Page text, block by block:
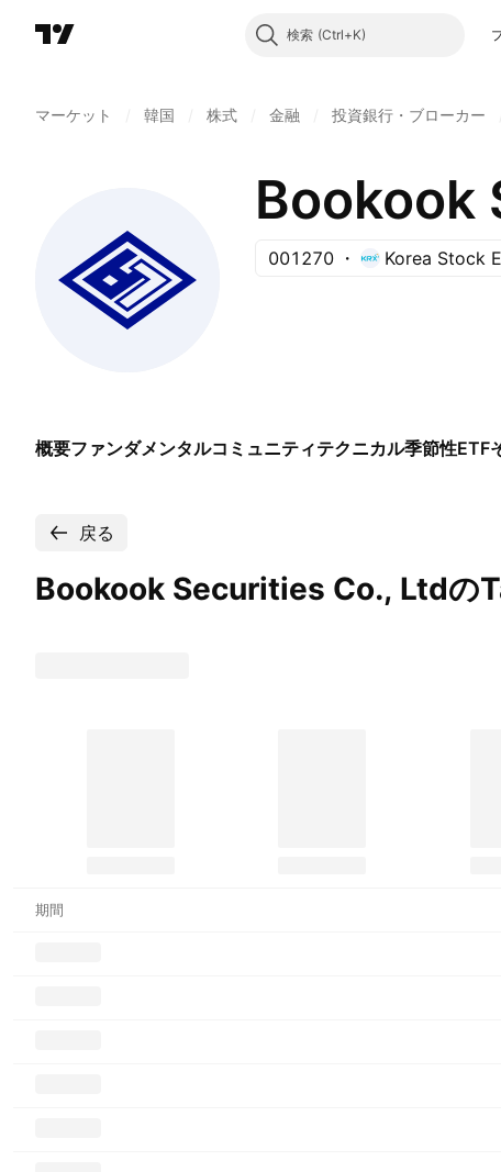
検索
マーケット 韓国 株式 金融 投資銀行・ブローカー
Bookook
001270 Korea Stock
概要ファンダメンタルコミュニティテクニカル季節性ETF
戻る
Bookook Securities Co., Ltdの
期間